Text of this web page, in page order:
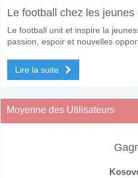
Le football chez les
Le football unit et inspire la
passion, espoir et nouvelles
Lire la suite
Moyenne des Utilisateurs